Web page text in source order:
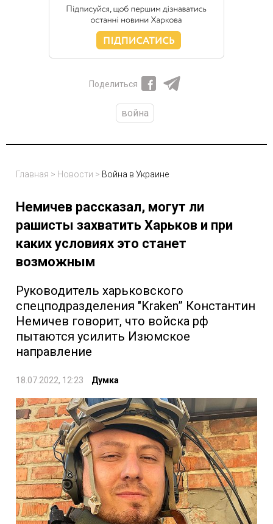
Поделиться
война
Главная > Новости > Война в Украине
Немичев рассказал, могут ли
рашисты захватить Харьков и при
каких условиях это станет
возможным
Руководитель харьковского
спецподразделения "Kraken” Константин
Немичев говорит, что войска рф
пытаются усилить Изюмское
направление
18.07.2022, 12:23 Думка